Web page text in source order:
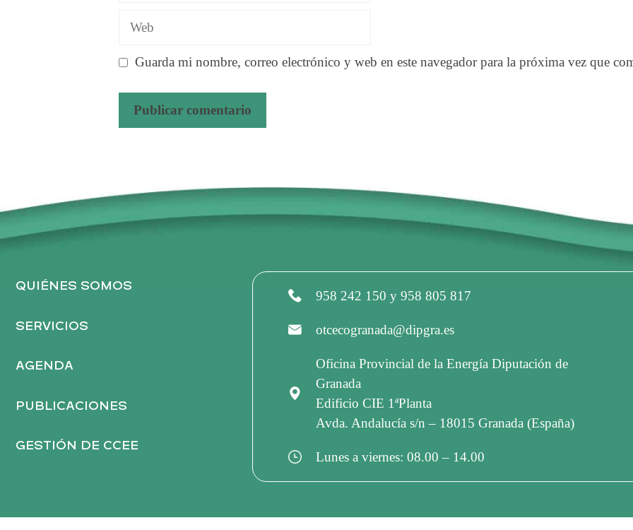
Guarda mi nombre, correo electrónico y web en este navegador para la próxima vez que
e
r
t
QUIÉNES SOMOS
SERVICIOS
AGENDA
PUBLICACIONES
GESTIÓN DE CCEE
958 242 150 y 958 805 817
otcecogranada@dipgra.es
Oficina Provincial de la Energía Diputación de
Granada
Edificio CIE 1ªPlanta
Avda. Andalucía s/n – 18015 Granada (España)
Lunes a viernes: 08.00 – 14.00